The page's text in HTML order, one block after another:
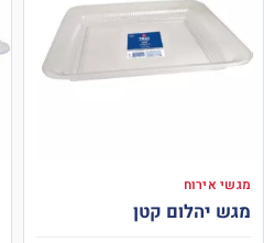
מגשי אירוח
מגש יהלום קטן